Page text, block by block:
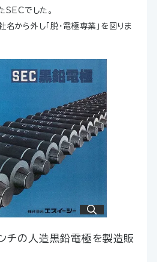
SECでした。
名から外し「脱・電極専業」を図りま
チの人造黒鉛電極を製造販
1986
ー、協和カーボン（株）が合
ンパウダー本格製造開始
術により、高純度で安定した品質の
実現しました。